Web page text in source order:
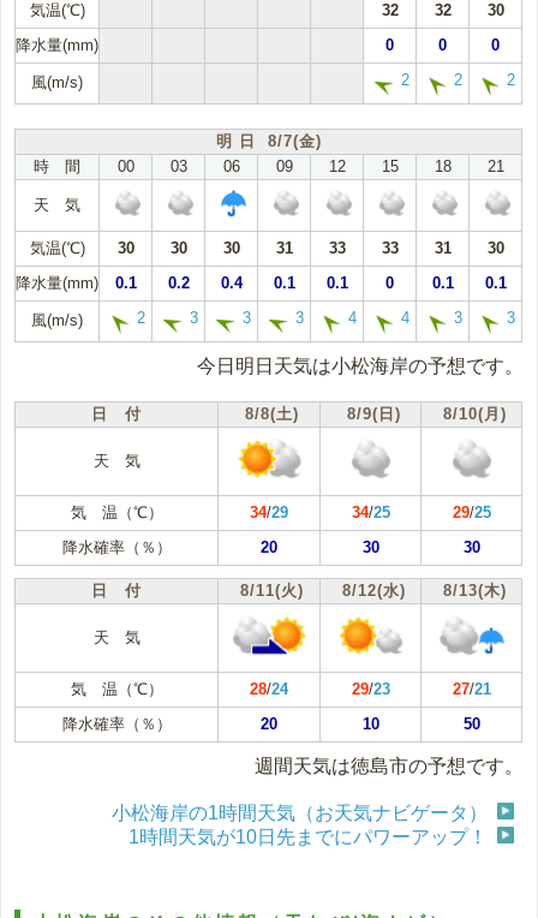
気温(℃) 32 32
30
降水量(mm)
0 0 0
風(m/s) 2 2 2
明 日 8/7(金)
時 間
00 03 06 09 12 15 18 21
天 気
気温(℃) 30 30 30 31 33 33 31
30
降水量(mm)
0.1 0.2 0.4 0.1 0.1 0 0.1 0.1
風(m/s) 2 3 3 3 4 4 3 3
今日明日天気は小松海岸の予想です。
日 付 8/8(土) 8/9(日) 8/10(月)
天 気
気 温（℃） 34/29 34/25 29/25
降水確率（％）
20 30 30
日 付 8/11(火) 8/12(水) 8/13(木)
天 気
気 温（℃） 28/24 29/23 27/21
降水確率（％）
20 10 50
週間天気は徳島市の予想です。
小松海岸の1時間天気（お天気ナビゲータ）
1時間天気が10日先までにパワーアップ！